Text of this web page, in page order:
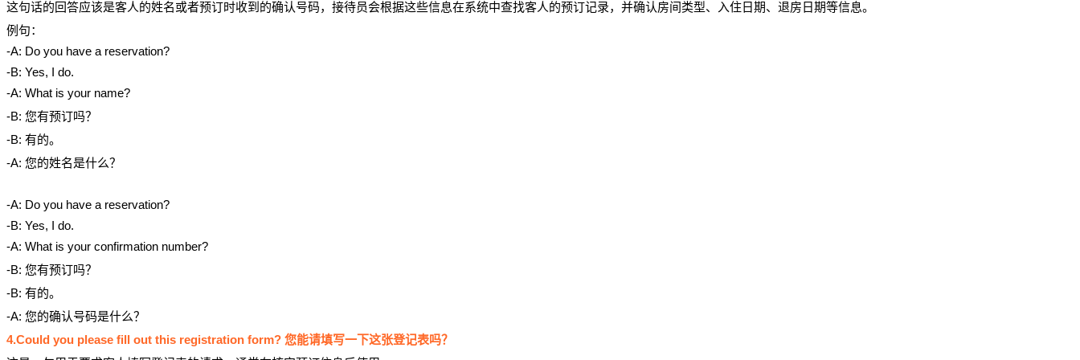
这句话的回答应该是客人的姓名或者预订时收到的确认号码，接待员会根据这些信息在系统中查找客人的预订记录，并确认房间类型、入住日期、退房日期等信息。
例句：
-A: Do you have a reservation?
-B: Yes, I do.
-A: What is your name?
-B: 您有预订吗？
-B: 有的。
-A: 您的姓名是什么？
-A: Do you have a reservation?
-B: Yes, I do.
-A: What is your confirmation number?
-B: 您有预订吗？
-B: 有的。
-A: 您的确认号码是什么？
4.Could you please fill out this registration form? 您能请填写一下这张登记表吗？